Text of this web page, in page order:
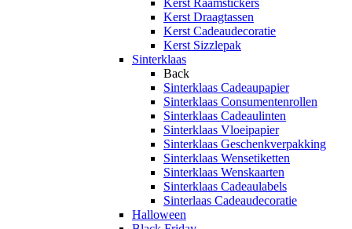
Kerst Raamstickers
Kerst Draagtassen
Kerst Cadeaudecoratie
Kerst Sizzlepak
Sinterklaas
Back
Sinterklaas Cadeaupapier
Sinterklaas Consumentenrollen
Sinterklaas Cadeaulinten
Sinterklaas Vloeipapier
Sinterklaas Geschenkverpakking
Sinterklaas Wensetiketten
Sinterklaas Wenskaarten
Sinterklaas Cadeaulabels
Sinterlaas Cadeaudecoratie
Halloween